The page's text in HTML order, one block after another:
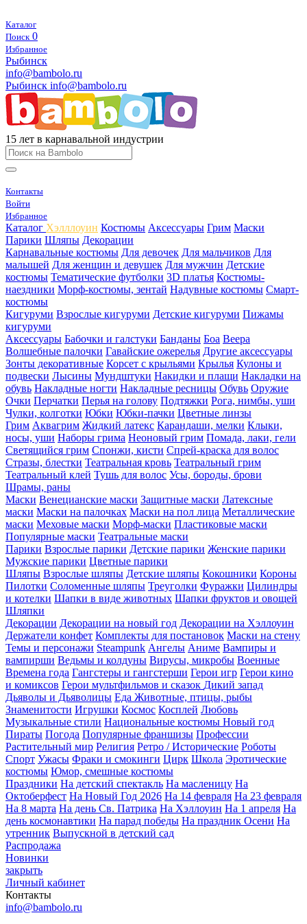
Каталог
Поиск 0
Избранное
Рыбинск
info@bambolo.ru
Рыбинск info@bambolo.ru
15 лет в карнавальной индустрии
Контакты
Войти
Избранное
Каталог Хэлллоуин Костюмы Аксессуары Грим Маски
Парики Шляпы Декорации
Карнавальные костюмы Для девочек Для мальчиков Для
малышей Для женщин и девушек Для мужчин Детские
костюмы Тематические футболки 3D платья Костюмы-
наездники Морф-костюмы, зентай Надувные костюмы Смарт-
костюмы
Кигуруми Взрослые кигуруми Детские кигуруми Пижамы
кигуруми
Аксессуары Бабочки и галстуки Банданы Боа Веера
Волшебные палочки Гавайские ожерелья Другие аксессуары
Зонты декоративные Корсет с крыльями Крылья Кулоны и
подвески Лысины Мундштуки Накидки и плащи Накладки на
обувь Накладные ногти Накладные ресницы Обувь Оружие
Очки Перчатки Перья на голову Подтяжки Рога, нимбы, уши
Чулки, колготки Юбки Юбки-пачки Цветные линзы
Грим Аквагрим Жидкий латекс Карандаши, мелки Клыки,
носы, уши Наборы грима Неоновый грим Помада, лаки, гели
Светящийся грим Спонжи, кисти Спрей-краска для волос
Стразы, блестки Театральная кровь Театральный грим
Театральный клей Тушь для волос Усы, бороды, брови
Шрамы, раны
Маски Венецианские маски Защитные маски Латексные
маски Маски на палочках Маски на пол лица Металлические
маски Меховые маски Морф-маски Пластиковые маски
Популярные маски Театральные маски
Парики Взрослые парики Детские парики Женские парики
Мужские парики Цветные парики
Шляпы Взрослые шляпы Детские шляпы Кокошники Короны
Пилотки Соломенные шляпы Треуголки Фуражки Цилиндры
и котелки Шапки в виде животных Шапки фруктов и овощей
Шляпки
Декорации Декорации на новый год Декорации на Хэллоуин
Держатели конфет Комплекты для постановок Маски на стену
Темы и персонажи Steampunk Ангелы Аниме Вампиры и
вампирши Ведьмы и колдуны Вирусы, микробы Военные
Времена года Гангстеры и гангстерши Герои игр Герои кино
и комиксов Герои мультфильмов и сказок Дикий запад
Дьяволы и Дьяволицы Еда Животные, птицы, рыбы
Знаменитости Игрушки Космос Косплей Любовь
Музыкальные стили Национальные костюмы Новый год
Пираты Погода Популярные франшизы Профессии
Растительный мир Религия Ретро / Исторические Роботы
Спорт Ужасы Фраки и смокинги Цирк Школа Эротические
костюмы Юмор, смешные костюмы
Праздники На детский спектакль На масленицу На
Октоберфест На Новый Год 2026 На 14 февраля На 23 февраля
На 8 марта На день Св. Патрика На Хэллоуин На 1 апреля На
день космонавтики На парад победы На праздник Осени На
утренник Выпускной в детский сад
Распродажа
Новинки
закрыть
Личный кабинет
Контакты
info@bambolo.ru